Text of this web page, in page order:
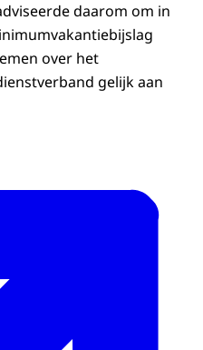
daarom om in
over het
gelijk aan